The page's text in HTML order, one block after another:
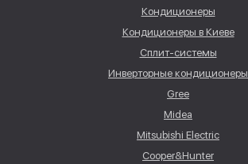
Кондиционеры
Кондиционеры в Киеве
Сплит-системы
Инверторные кондиционеры
Gree
Midea
Mitsubishi Electric
Cooper&Hunter